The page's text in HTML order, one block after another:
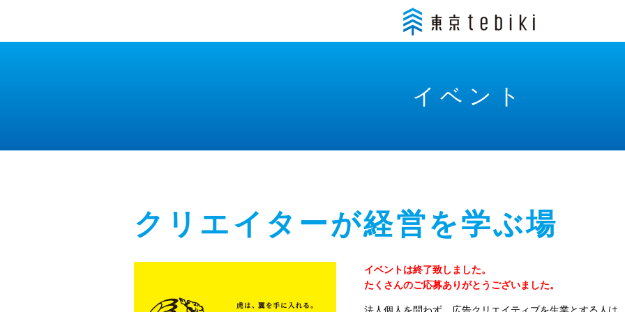
イベント
クリエイターが経営を学ぶ場
イベントは終了致しました。
たくさんのご応募ありがとうございました。
法人個人を問わず、広告クリエイティブを生業とする人は